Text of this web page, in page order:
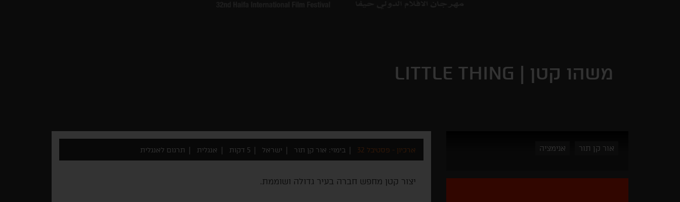
משהו קטן | LITTLE THING
אור קן תור אנימציה ארכיון - פסטיבל 32 בימוי: אור קן תור ישראל 5 דקות אנגלית תרגום לאנגלית
יצור קטן מחפש חברה בעיר גדולה ושוממת.